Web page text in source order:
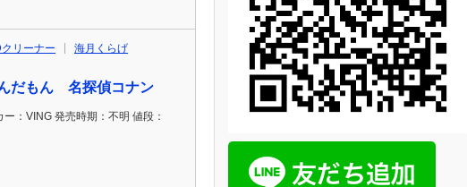
クリーナー 海月くらげ
だもん 名探偵コナン
：VING 発売時期：不明 値段：